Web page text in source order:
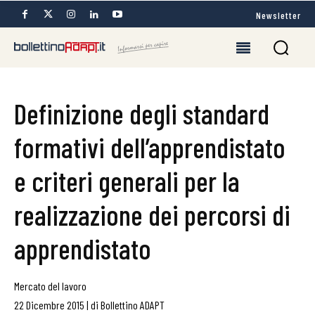
Newsletter
Definizione degli standard
formativi dell’apprendistato
e criteri generali per la
realizzazione dei percorsi di
apprendistato
Mercato del lavoro
22 Dicembre 2015 | di Bollettino ADAPT